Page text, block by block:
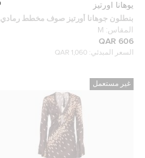
يوهانا اورتيز
بنطلون جوهانا أورتيز صوف مخطط رمادي
مقاس متوسط
المقاس: M
606 QAR
السعر المبدئي: 1,060 QAR
غير مستعمل